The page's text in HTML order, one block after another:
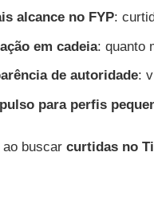
alcance no FYP:
em cadeia: quanto
de autoridade:
para perfis
buscar curtidas no